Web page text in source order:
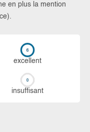
en plus la mention
ex­cellent
in­suf­fi­sant